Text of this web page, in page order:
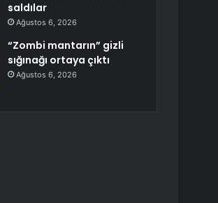
saldılar
Ağustos 6, 2026
“Zombi mantarın” gizli
sığınağı ortaya çıktı
Ağustos 6, 2026